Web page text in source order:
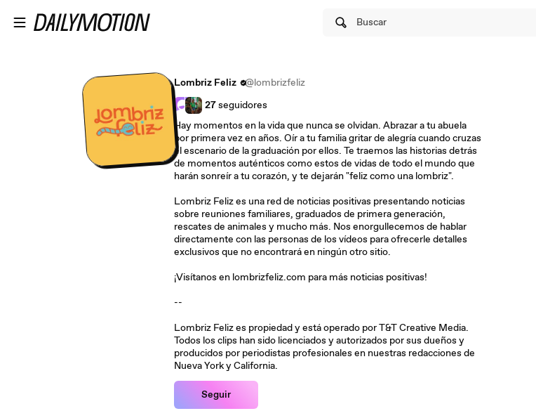
Buscar
Lombriz Feliz
@lombrizfeliz
27seguidores
Hay momentos en la vida que nunca se olvidan. Abrazar a tu abuela
por primera vez en años. Oír a tu familia gritar de alegría cuando cruzas
el escenario de la graduación por ellos. Te traemos las historias detrás
de momentos auténticos como estos de vidas de todo el mundo que
harán sonreír a tu corazón, y te dejarán "feliz como una lombriz".
Lombriz Feliz es una red de noticias positivas presentando noticias
sobre reuniones familiares, graduados de primera generación,
rescates de animales y mucho más. Nos enorgullecemos de hablar
directamente con las personas de los vídeos para ofrecerle detalles
exclusivos que no encontrará en ningún otro sitio.
¡Visítanos en lombrizfeliz.com para más noticias positivas!
--
Lombriz Feliz es propiedad y está operado por T&T Creative Media.
Todos los clips han sido licenciados y autorizados por sus dueños y
producidos por periodistas profesionales en nuestras redacciones de
Nueva York y California.
Seguir